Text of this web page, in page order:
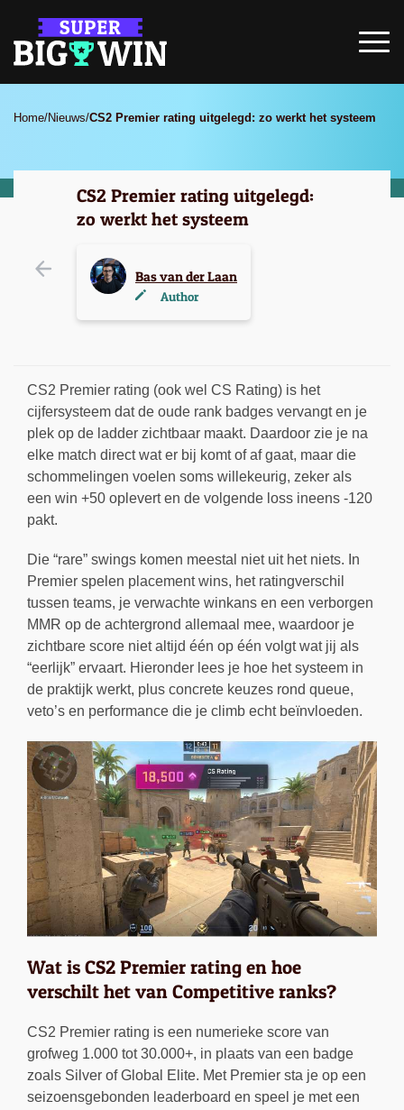
Home/Nieuws/CS2 Premier rating uitgelegd: zo werkt het systeem
CS2 Premier rating uitgelegd:
zo werkt het systeem
Bas van der Laan
Author
CS2 Premier rating (ook wel CS Rating) is het
cijfersysteem dat de oude rank badges vervangt en je
plek op de ladder zichtbaar maakt. Daardoor zie je na
elke match direct wat er bij komt of af gaat, maar die
schommelingen voelen soms willekeurig, zeker als
een win +50 oplevert en de volgende loss ineens -120
pakt.
Die “rare” swings komen meestal niet uit het niets. In
Premier spelen placement wins, het ratingverschil
tussen teams, je verwachte winkans en een verborgen
MMR op de achtergrond allemaal mee, waardoor je
zichtbare score niet altijd één op één volgt wat jij als
“eerlijk” ervaart. Hieronder lees je hoe het systeem in
de praktijk werkt, plus concrete keuzes rond queue,
veto’s en performance die je climb echt beïnvloeden.
Wat is CS2 Premier rating en hoe
verschilt het van Competitive ranks?
CS2 Premier rating is een numerieke score van
grofweg 1.000 tot 30.000+, in plaats van een badge
zoals Silver of Global Elite. Met Premier sta je op een
seizoensgebonden leaderboard en speel je met een